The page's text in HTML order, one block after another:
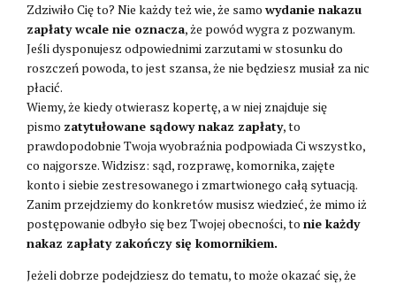
Zdziwiło Cię to? Nie każdy też wie, że samo wydanie nakazu
zapłaty wcale nie oznacza, że powód wygra z pozwanym.
Jeśli dysponujesz odpowiednimi zarzutami w stosunku do
roszczeń powoda, to jest szansa, że nie będziesz musiał za nic
płacić.
Wiemy, że kiedy otwierasz kopertę, a w niej znajduje się
pismo zatytułowane sądowy nakaz zapłaty, to
prawdopodobnie Twoja wyobraźnia podpowiada Ci wszystko,
co najgorsze. Widzisz: sąd, rozprawę, komornika, zajęte
konto i siebie zestresowanego i zmartwionego całą sytuacją.
Zanim przejdziemy do konkretów musisz wiedzieć, że mimo iż
postępowanie odbyło się bez Twojej obecności, to nie każdy
nakaz zapłaty zakończy się komornikiem.
Jeżeli dobrze podejdziesz do tematu, to może okazać się, że